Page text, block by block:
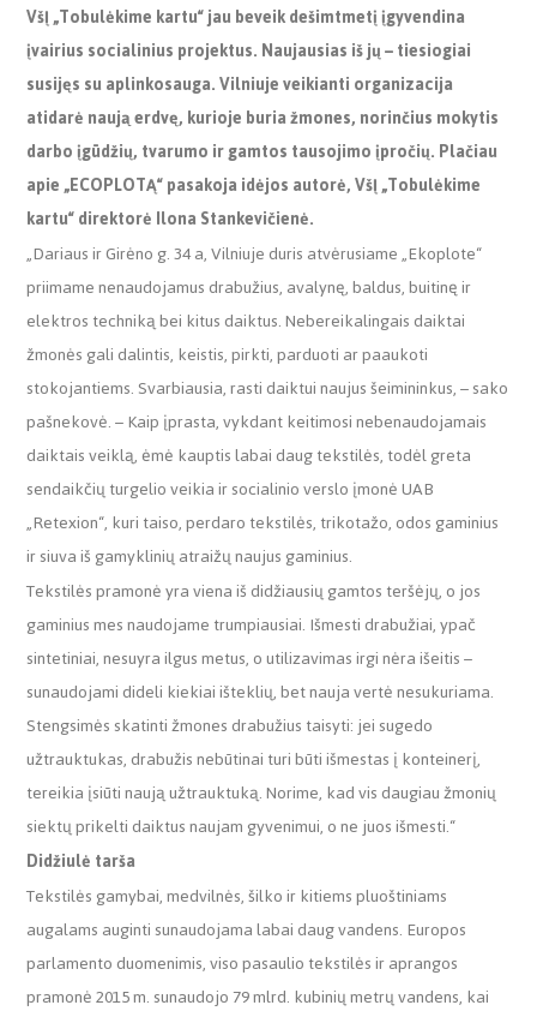
VšĮ „Tobulėkime kartu“ jau beveik dešimtmetį įgyvendina
įvairius socialiniusprojektus. Naujausias iš jų – tiesiogiai
susijęs su aplinkosauga. Vilniuje veikiantiorganizacija
atidarė naują erdvę, kurioje buria žmones, norinčius mokytis
darboįgūdžių, tvarumo ir gamtos tausojimo įpročių. Plačiau
apie „ECOPLOTĄ“ pasakojaidėjos autorė, VšĮ „Tobulėkime
kartu“ direktorė Ilona Stankevičienė.
„Dariaus ir Girėno g. 34 a, Vilniuje duris atvėrusiame „Ekoplote“
priimame nenaudojamus drabužius, avalynę, baldus, buitinę ir
elektros techniką bei kitus daiktus. Nebereikalingais daiktai
žmonės gali dalintis, keistis, pirkti, parduoti ar paaukoti
stokojantiems. Svarbiausia, rasti daiktui naujus šeimininkus, – sako
pašnekovė. – Kaip įprasta, vykdant keitimosi nebenaudojamais
daiktais veiklą, ėmė kauptis labai daug tekstilės, todėl greta
sendaikčių turgelio veikia ir socialinio verslo įmonė UAB
„Retexion“, kuri taiso, perdaro tekstilės, trikotažo, odos gaminius
ir siuva iš gamyklinių atraižų naujus gaminius.
Tekstilės pramonė yra viena iš didžiausių gamtos teršėjų, o jos
gaminius mes naudojame trumpiausiai. Išmesti drabužiai, ypač
sintetiniai, nesuyra ilgus metus, o utilizavimas irgi nėra išeitis –
sunaudojami dideli kiekiai išteklių, bet nauja vertė nesukuriama.
Stengsimės skatinti žmones drabužius taisyti: jei sugedo
užtrauktukas, drabužis nebūtinai turi būti išmestas į konteinerį,
tereikia įsiūti naują užtrauktuką. Norime, kad vis daugiau žmonių
siektų prikelti daiktus naujam gyvenimui, o ne juos išmesti.“
Didžiulė tarša
Tekstilės gamybai, medvilnės, šilko ir kitiems pluoštiniams
augalams auginti sunaudojama labai daug vandens. Europos
parlamento duomenimis, viso pasaulio tekstilės ir aprangos
pramonė 2015 m. sunaudojo 79 mlrd. kubinių metrų vandens, kai